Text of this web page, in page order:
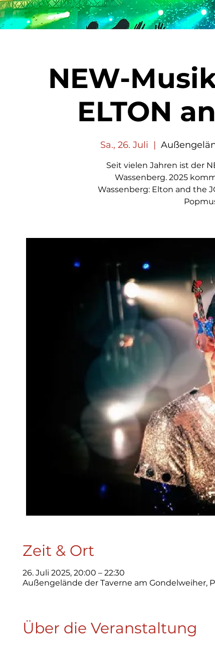
NEW-
ELTON
Sa., 26. Juli
  |
Seit vielen Jahren ist der
Wassenberg. 2025
Wassenberg: Elton and the
Zeit & Ort
26. Juli 2025, 20:00 – 22:30
Außengelände der Taverne am Gondelweiher,
Über die Veranstaltung